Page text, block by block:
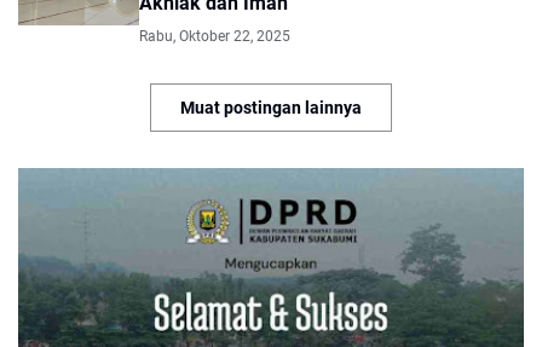
Rabu, Oktober 22, 2025
Muat postingan lainnya